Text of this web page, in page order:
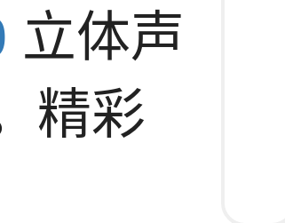
立体声
精彩